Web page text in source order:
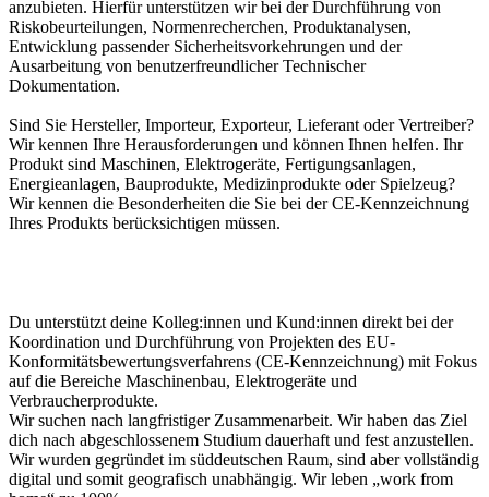
anzubieten. Hierfür unterstützen wir bei der Durchführung von
Riskobeurteilungen, Normenrecherchen, Produktanalysen,
Entwicklung passender Sicherheitsvorkehrungen und der
Ausarbeitung von benutzerfreundlicher Technischer
Dokumentation.
Sind Sie Hersteller, Importeur, Exporteur, Lieferant oder Vertreiber?
Wir kennen Ihre Herausforderungen und können Ihnen helfen. Ihr
Produkt sind Maschinen, Elektrogeräte, Fertigungsanlagen,
Energieanlagen, Bauprodukte, Medizinprodukte oder Spielzeug?
Wir kennen die Besonderheiten die Sie bei der CE-Kennzeichnung
Ihres Produkts berücksichtigen müssen.
Du unterstützt deine Kolleg:innen und Kund:innen direkt bei der
Koordination und Durchführung von Projekten des EU-
Konformitätsbewertungsverfahrens (CE-Kennzeichnung) mit Fokus
auf die Bereiche Maschinenbau, Elektrogeräte und
Verbraucherprodukte.
Wir suchen nach langfristiger Zusammenarbeit. Wir haben das Ziel
dich nach abgeschlossenem Studium dauerhaft und fest anzustellen.
Wir wurden gegründet im süddeutschen Raum, sind aber vollständig
digital und somit geografisch unabhängig. Wir leben „work from